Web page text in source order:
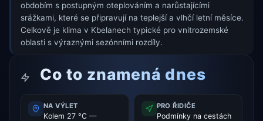
obdobím s postupným oteplováním a narůstajícími
srážkami, které se připravují na teplejší a vlhčí letní měsíce.
Celkově je klima v Kbelanech typické pro vnitrozemské
oblasti s výraznými sezónními rozdíly.
Co to znamená dnes
NA VÝLET
Kolem 27 °C —
PRO ŘIDIČE
Podmínky na cestách